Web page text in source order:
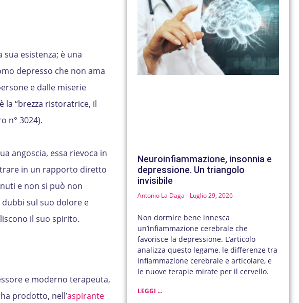
esistenza; è una
depresso che non ama
e dalle miserie
“brezza ristoratrice, il
n° 3024).
angoscia, essa rievoca in
in un rapporto diretto
e non si può non
dubbi sul suo dolore e
il suo spirito.
e moderno terapeuta,
prodotto, nell’aspirante
Neuroinfiammazione, insonnia e
depressione. Un triangolo
invisibile
Antonio La Daga Luglio 29, 2026
Non dormire bene innesca
un’infiammazione cerebrale che
favorisce la depressione. L’articolo
analizza questo legame, le differenze tra
infiammazione cerebrale e articolare, e
le nuove terapie mirate per il cervello.
LEGGI ...